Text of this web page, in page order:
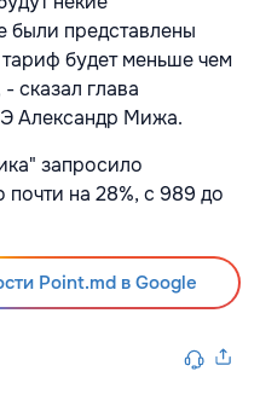
были представлены
будет меньше чем
сказал глава
Александр Мижа.
запросило
почти на 28%, с 989 до
Point.md в Google